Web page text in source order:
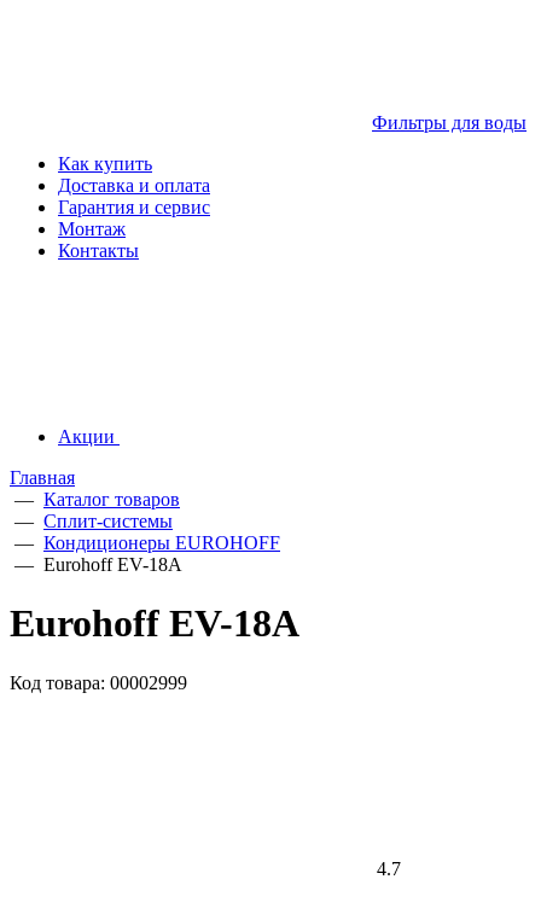
Фильтры для воды
Как купить
Доставка и оплата
Гарантия и сервис
Монтаж
Контакты
Акции
Главная
— Каталог товаров
— Сплит-системы
— Кондиционеры EUROHOFF
— Eurohoff EV-18A
Eurohoff EV-18A
Код товара: 00002999
4.7